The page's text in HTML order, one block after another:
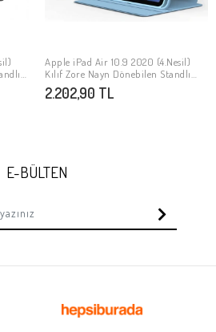
SEPETE EKLE
Apple iPad Air 10.9 2020 (4.Nesil)
Kılıf Zore Nayn Dönebilen Standlı
Kılıf
2.202,90 TL
E-BÜLTEN